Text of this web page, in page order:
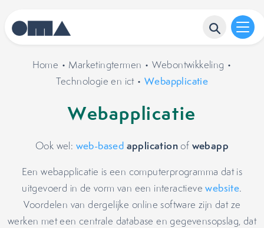
Home • Marketingtermen • Webontwikkeling •
Technologie en ict•Webapplicatie
Webapplicatie
Ook wel: web-based applicationof webapp
Een webapplicatie is een computerprogramma dat is
uitgevoerd in de vorm van een interactievewebsite.
Voordelen van dergelijke online software zijn dat ze
werken met een centrale database en gegevensopslag, dat